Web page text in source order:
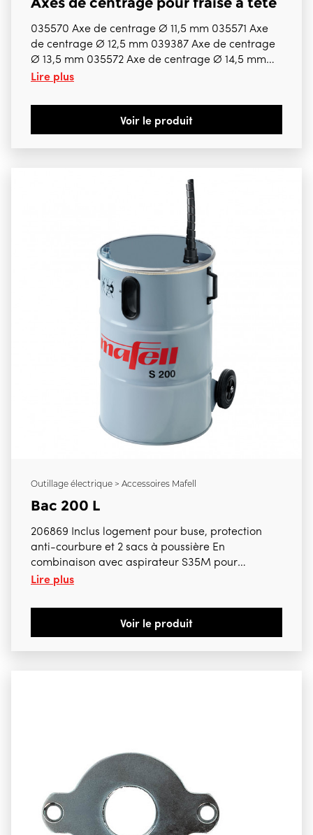
035570 Axe de centrage Ø 11,5 mm 035571 Axe
de centrage Ø 12,5 mm 039387 Axe de centrage
Ø 13,5 mm 035572 Axe de centrage Ø 14,5 mm
035573 Axe de centrage Ø 15,5 mm 035574 Axe
Ø 17,5 mm 035577 Axe de centrage Ø 19,5 mm
035578 Axe de centrage Ø 21,5 mm Bien préciser
la référence choisie Pour ZB100ES
Lire plus
Voir le produit
Outillage électrique > Accessoires Mafell
Bac 200 L
206869 Inclus logement pour buse, protection
anti-courbure et 2 sacs à poussière En
combinaison avec aspirateur S35M pour
composer l'aspirateur S200 Pour DSS300cc,
Lire plus
Voir le produit